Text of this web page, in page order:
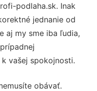
podlaha.sk. Inak
jednanie od
aj my sme iba ľudia,
vašej spokojnosti.
obávať.